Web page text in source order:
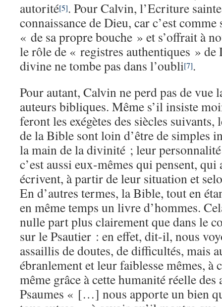
autorité[5]. Pour Calvin, l’Ecriture
connaissance de Dieu, car c’est
« de sa propre bouche » et s’offrait à
le rôle de « registres authentiques »
divine ne tombe pas dans l’oubli[7].
Pour autant, Calvin ne perd pas de vue
auteurs bibliques. Même s’il insiste
feront les exégètes des siècles
de la Bible sont loin d’être de simples
la main de la divinité ; leur
c’est aussi eux-mêmes qui pensent,
écrivent, à partir de leur situation et
En d’autres termes, la Bible, tout en
en même temps un livre d’hommes.
nulle part plus clairement que dans le
sur le Psautier : en effet, dit-il, nous
assaillis de doutes, de difficultés, mais
ébranlement et leur faiblesse mêmes, à
même grâce à cette humanité réelle
Psaumes « […] nous apporte un bien